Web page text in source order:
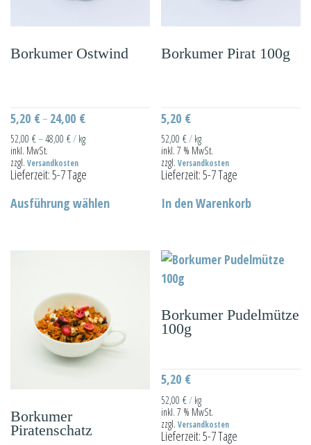
Borkumer Ostwind
5,20 €– 24,00 €
52,00 €–48,00 €/ kg
inkl. MwSt.
zzgl. Versandkosten
Lieferzeit:5-7 Tage
Ausführung wählenProdukt
Optionen
können
Borkumer Pirat 100g
5,20 €
52,00€/ kg
inkl. 7 % MwSt.
zzgl.Versandkosten
Lieferzeit:5-7 Tage
In den Warenkorb
Borkumer
Piratenschatz
Borkumer Pudelmütze
100g
5,20 €
52,00€ / kg
inkl. 7 % MwSt.
zzgl.Versandkosten
Lieferzeit:5-7 Tage